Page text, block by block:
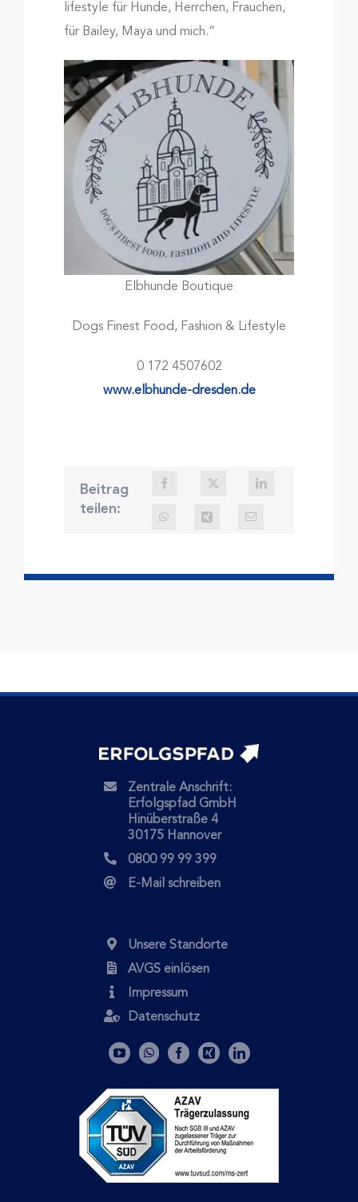
lifestyle für Hunde, Herrchen, Frauchen,
für Bailey, Maya und mich.“
Elbhunde Boutique
Dogs Finest Food, Fashion & Lifestyle
0 172 4507602
www.elbhunde-dresden.de
Beitrag
teilen:
Zentrale Anschrift:
Erfolgspfad GmbH
Hinüberstraße 4
30175 Hannover
0800 99 99 399
E-Mail schreiben
Unsere Standorte
AVGS einlösen
Impressum
Datenschutz